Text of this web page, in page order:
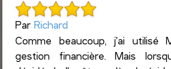
ParRichard
Comme beaucoup, j'ai utilisé
gestion financière. Mais